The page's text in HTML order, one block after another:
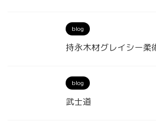
blog
持永木材グレイシー柔
blog
武士道